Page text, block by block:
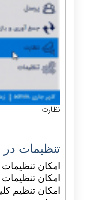
نظارت
تنظیمات در
امکان
امکان
امکان تنظیم